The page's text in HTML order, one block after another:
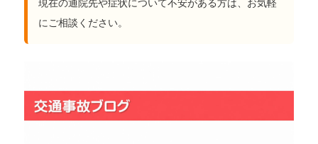
現在の通院先や症状について不安がある方は、お気軽
にご相談ください。